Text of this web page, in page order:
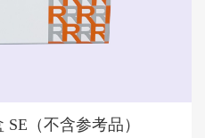
（不含参考品）